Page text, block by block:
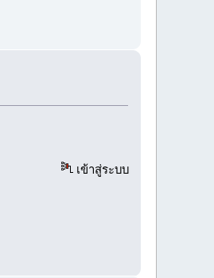
เข้าสู่ระบบ